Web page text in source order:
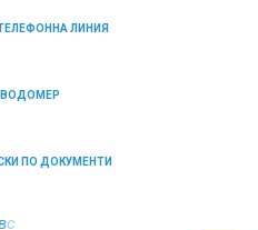
ЛИНИЯ
ВОДОМЕР
ПО ДОКУМЕНТИ